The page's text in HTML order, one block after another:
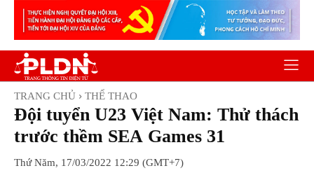
TRANG CHỦ THỂ THAO
Đội tuyển U23 Việt Nam: Thử thách
trước thềm SEA Games 31
Thứ Năm, 17/03/2022 12:29 (GMT+7)